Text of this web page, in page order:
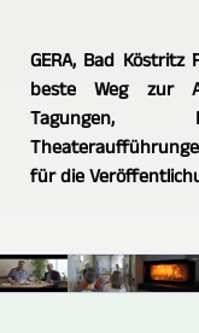
GERA, Bad
beste Weg zur
Tagungen,
für die